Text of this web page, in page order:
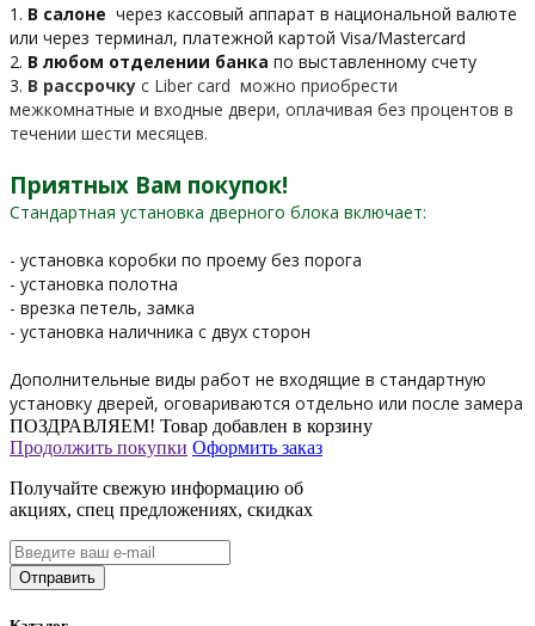
1. В салоне через кассовый аппарат в национальной валюте
или через терминал, платежной картой Visa/Mastercard
2. В любом отделении банка по выставленному счету
3. В рассрочку c Liber card можно приобрести
межкомнатные и входные двери, оплачивая без процентов в
течении шести месяцев.
Приятных Вам покупок!
Стандартная установка дверного блока включает:
- установка коробки по проему без порога
- установка полотна
- врезка петель, замка
- установка наличника с двух сторон
Дополнительные виды работ не входящие в стандартную
установку дверей, оговариваются отдельно или после замера
ПОЗДРАВЛЯЕМ! Товар добавлен в корзину
Продолжить покупки Оформить заказ
Получайте свежую информацию об
акциях, спец предложениях, скидках